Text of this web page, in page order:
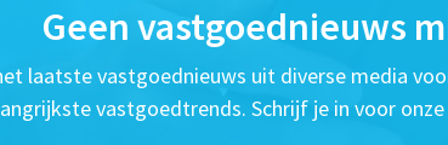
Geen vastgoednieuws
laatste vastgoednieuws uit diverse media
vastgoedtrends. Schrijf je in voor